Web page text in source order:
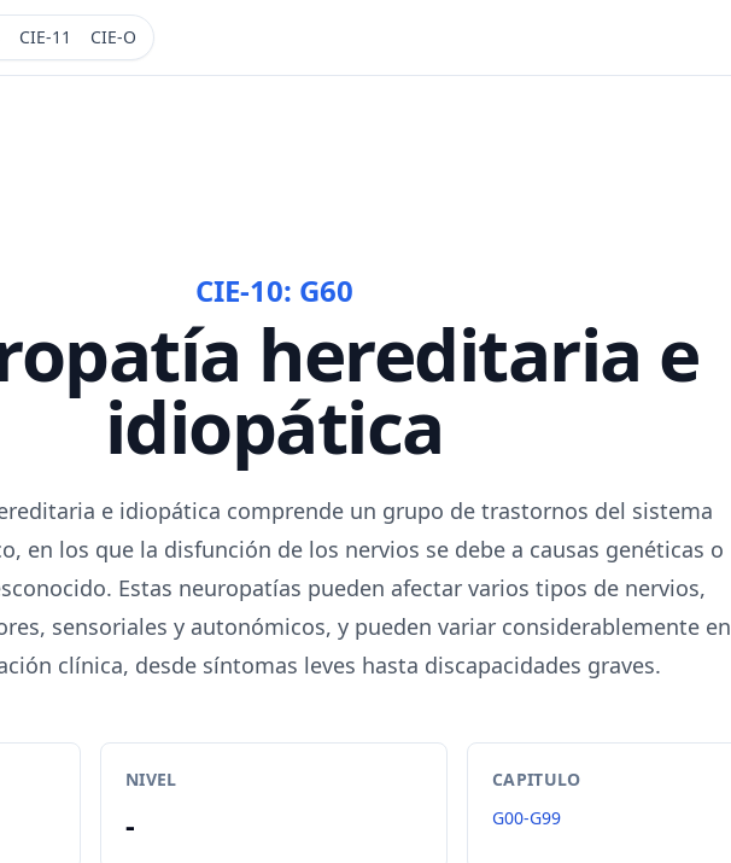
CIE-11 CIE-O
CIE-10: G60
hereditaria e
idiopática
e idiopática comprende un grupo de trastornos del sistema
en los que la disfunción de los nervios se debe a causas genéticas o
Estas neuropatías pueden afectar varios tipos de nervios,
sensoriales y autonómicos, y pueden variar considerablemente en
clínica, desde síntomas leves hasta discapacidades graves.
NIVEL
-
CAPITULO
G00-G99